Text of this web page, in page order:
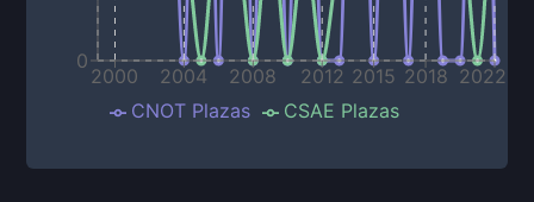
2000 2004 2008 2012 2015 2018 2022
0
CNOT Plazas CSAE Plazas